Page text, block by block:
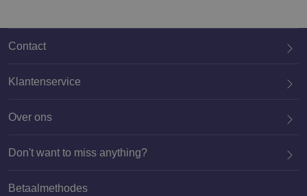
Contact
020 659 3444
Klantenservice
Over ons
Don't want to miss anything?
Betaalmethodes